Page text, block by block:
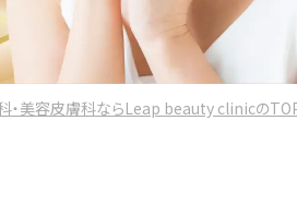
・美容皮膚科ならLeap beauty clinicの